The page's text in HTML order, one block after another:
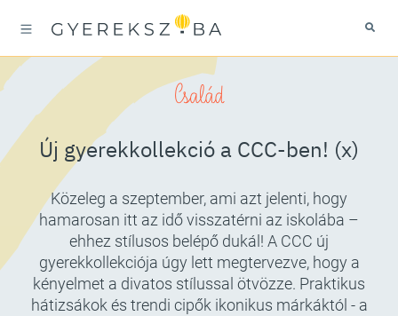
Család
Új gyerekkollekció a CCC-ben! (x)
Közeleg a szeptember, ami azt jelenti, hogy
hamarosan itt az idő visszatérni az iskolába –
ehhez stílusos belépő dukál! A CCC új
gyerekkollekciója úgy lett megtervezve, hogy a
kényelmet a divatos stílussal ötvözze. Praktikus
hátizsákok és trendi cipők ikonikus márkáktól - a